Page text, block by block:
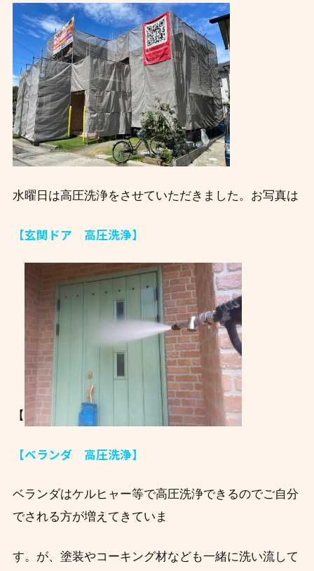
水曜日は高圧洗浄をさせていただきました。お写真は
【玄関ドア 高圧洗浄】
【
【ベランダ 高圧洗浄】
ベランダはケルヒャー等で高圧洗浄できるのでご自分
でされる方が増えてきていま
す。が、塗装やコーキング材なども一緒に洗い流して